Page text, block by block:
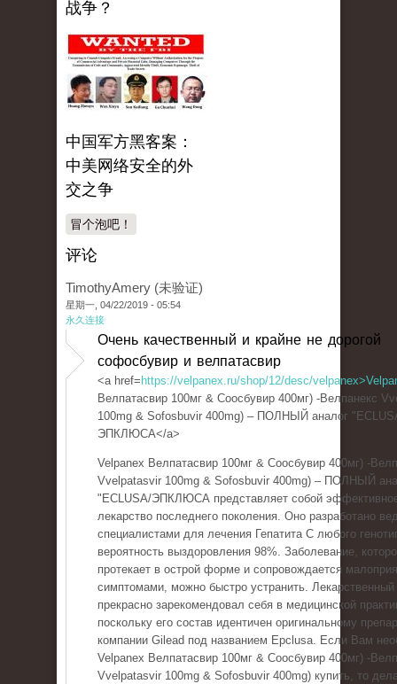
战争？
中国军方黑客案：
中美网络安全的外
交之争
冒个泡吧！
评论
TimothyAmery (未验证)
星期一, 04/22/2019 - 05:54
永久连接
Очень качественный и крайне не дорогой
софосбувир и велпатасвир
<a href= https://velpanex.ru/shop/12/desc/
Велпатасвир 100мг & Соосбувир 400мг) -Велпанекс
100mg & Sofosbuvir 400mg) – ПОЛНЫЙ аналог
ЭПКЛЮСА</a>
Velpanex Велпатасвир 100мг & Соосбувир 400мг) -
Vvelpatasvir 100mg & Sofosbuvir 400mg) – ПОЛНЫЙ
"ECLUSA/ЭПКЛЮСА представляет собой
лекарство последнего поколения. Оно разработано
специалистами для лечения Гепатита С любого
вероятность выздоровления 98%. Заболевание,
протекает в острой форме и сопровождается
симптомами, можно быстро устранить. Лекарственный
прекрасно зарекомендовал себя в медицинской
поскольку его состав идентичен оригинальному
компании Gilead под названием Epclusa. Если Вам
Velpanex Велпатасвир 100мг & Соосбувир 400мг) -
Vvelpatasvir 100mg & Sofosbuvir 400mg) купить, то